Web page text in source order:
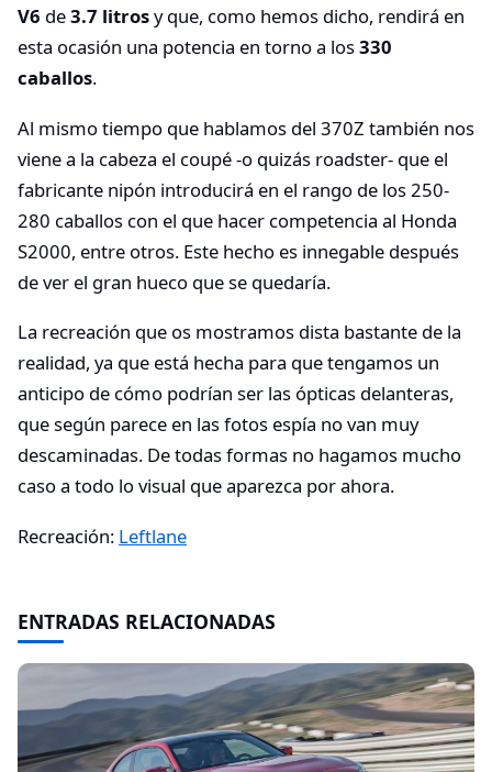
V6 de3.7 litrosy que, como hemos dicho, rendirá en
esta ocasión una potencia en torno a los330
caballos.
Al mismo tiempo que hablamos del 370Z también nos
viene a la cabeza el coupé -o quizás roadster- que el
fabricante nipón introducirá en el rango de los 250-
280 caballos con el que hacer competencia al Honda
S2000, entre otros. Este hecho es innegable después
de ver el gran hueco que se quedaría.
La recreación que os mostramos dista bastante de la
realidad, ya que está hecha para que tengamos un
anticipo de cómo podrían ser las ópticas delanteras,
que según parece en las fotos espía no van muy
descaminadas. De todas formas no hagamos mucho
caso a todo lo visual que aparezca por ahora.
Recreación: Leftlane
ENTRADAS RELACIONADAS